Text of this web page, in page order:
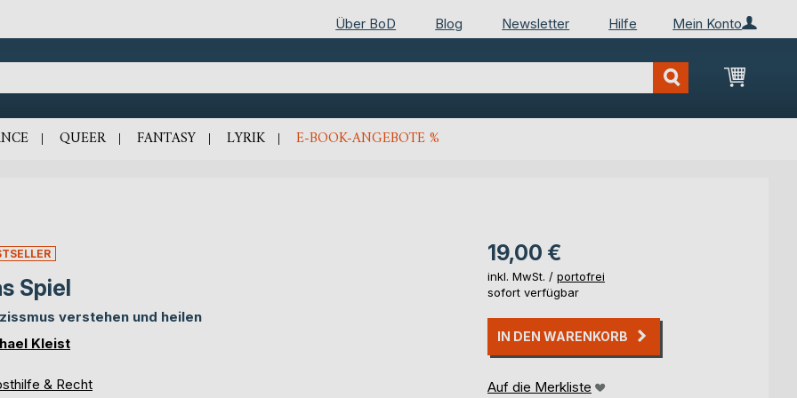
Mein Konto
Über BoD Blog Newsletter Hilfe
Mein
QUEER FANTASY LYRIK E-BOOK-ANGEBOTE %
Spiel
verstehen und heilen
Kleist
& Recht
19,00 €
inkl. MwSt. / portofrei
sofort verfügbar
IN DEN WARENKORB
Auf die Merkliste